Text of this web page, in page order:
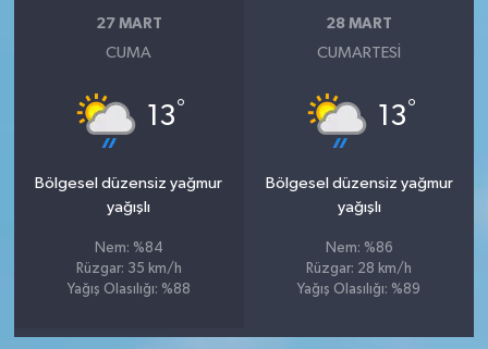
27 MART
CUMA
13°
Bölgesel düzensiz yağmur
yağışlı
Nem: %84
Rüzgar: 35 km/h
Yağış Olasılığı: %88
28 MART
CUMARTESI
13°
Bölgesel düzensiz yağmur
yağışlı
Nem: %86
Rüzgar: 28 km/h
Yağış Olasılığı: %89